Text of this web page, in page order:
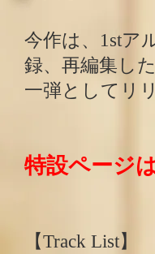
今作は、1stア
録、再編集し
一弾としてリ
特設ページ
【Track List】